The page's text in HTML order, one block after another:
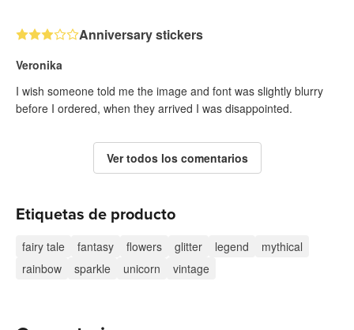
Anniversary stickers
Veronika
I wish someone told me the image and font was slightly blurry
before I ordered, when they arrived I was disappointed.
Ver todos los comentarios
Etiquetas de producto
fairy tale fantasy flowers glitter legend
mythical
rainbow
sparkle unicorn vintage